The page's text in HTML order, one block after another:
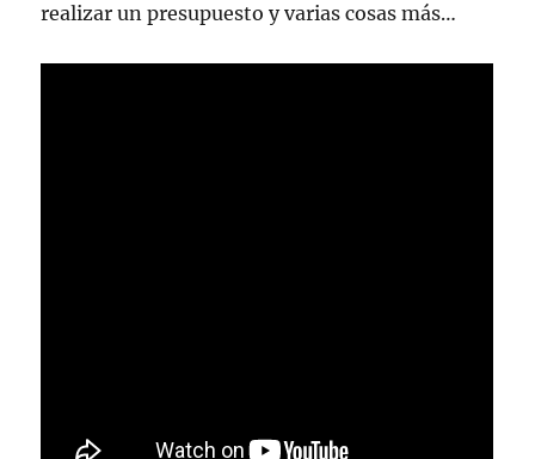
realizar un presupuesto y varias cosas más…